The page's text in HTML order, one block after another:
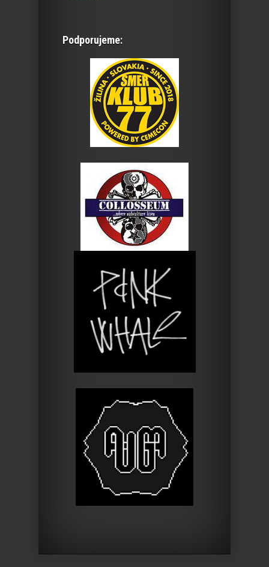
Podporujeme: